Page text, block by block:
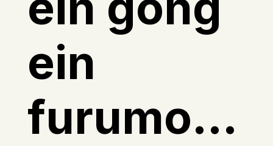
ein
furumo…